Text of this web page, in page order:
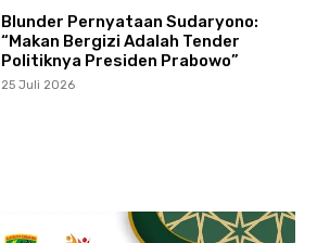
Blunder Pernyataan Sudaryono:
“Makan Bergizi Adalah Tender
Politiknya Presiden Prabowo”
25 Juli 2026